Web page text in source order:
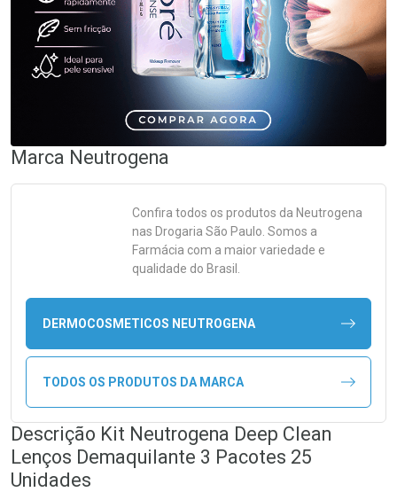
Marca Neutrogena
Confira todos os produtos da Neutrogena
nas Drogaria São Paulo. Somos a
Farmácia com a maior variedade e
qualidade do Brasil.
DERMOCOSMETICOS NEUTROGENA
TODOS OS PRODUTOS DA MARCA
Descrição Kit Neutrogena Deep Clean
Lenços Demaquilante 3 Pacotes 25
Unidades